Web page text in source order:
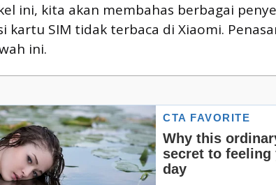
ini, kita akan membahas berbagai
kartu SIM tidak terbaca di Xiaomi.
ini.